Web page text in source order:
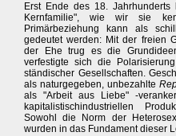
Erst Ende des 18.
Kernfamilie", wie wir sie
Primärbeziehung kann als
gedeutet werden: Mit der freien
der Ehe trug es die
verfestigte sich die
ständischer Gesellschaften.
als naturgegeben, unbezahlte
als "Arbeit aus Liebe" -
kapitalistischindustriellen
Sowohl die Norm der
wurden in das Fundament dieser